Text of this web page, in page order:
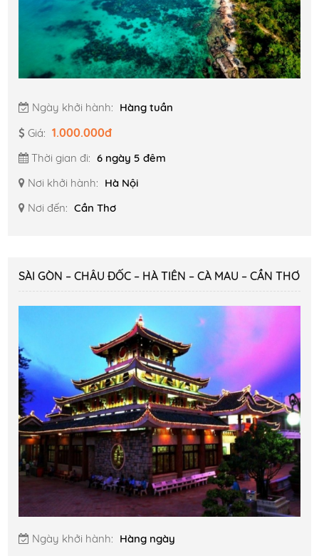
Ngày khởi hành: Hàng tuần
Giá: 1.000.000đ
Thời gian đi: 6 ngày 5 đêm
Nơi khởi hành: Hà Nội
Nơi đến: Cần Thơ
SÀI GÒN – CHÂU ĐỐC – HÀ TIÊN – CÀ MAU – CẦN THƠ
Ngày khởi hành: Hàng ngày